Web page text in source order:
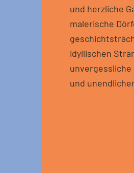
und herzliche
malerische
idyllischen
und